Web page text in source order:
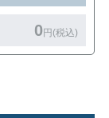
0円(税込)